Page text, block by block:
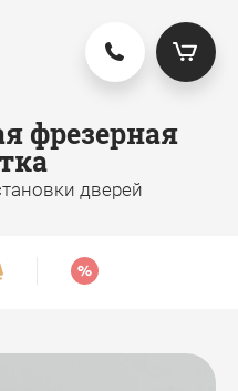
фрезерная
дверей